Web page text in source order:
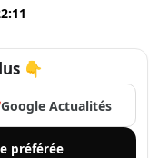
👇
Google Actualités
préférée